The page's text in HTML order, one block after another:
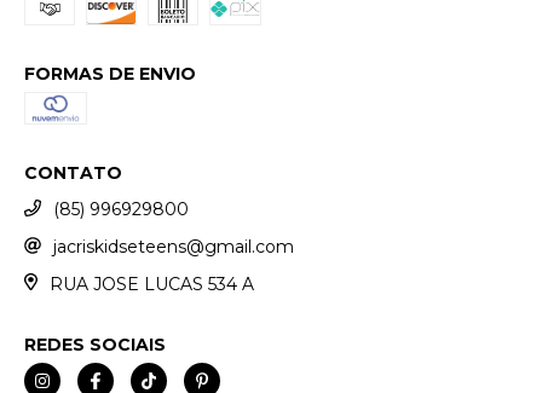
FORMAS DE ENVIO
CONTATO
(85) 996929800
jacriskidseteens@gmail.com
RUA JOSE LUCAS 534 A
REDES SOCIAIS